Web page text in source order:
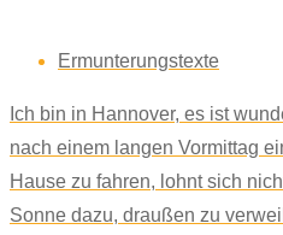
Ermunterungstexte
Ich bin in Hannover, es ist
nach einem langen Vormittag
Hause zu fahren, lohnt sich
Sonne dazu, draußen zu